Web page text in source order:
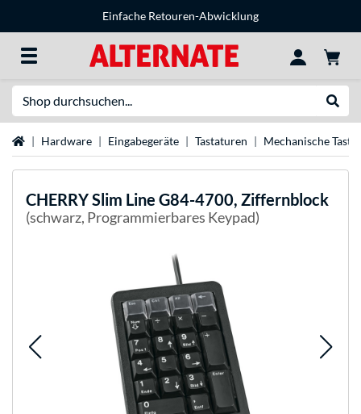
Einfache Retouren-Abwicklung
StartseiteHardware Eingabegeräte Tastaturen Mechanische
CHERRYSlim Line G84-4700, Ziffernblock
(schwarz, Programmierbares Keypad)